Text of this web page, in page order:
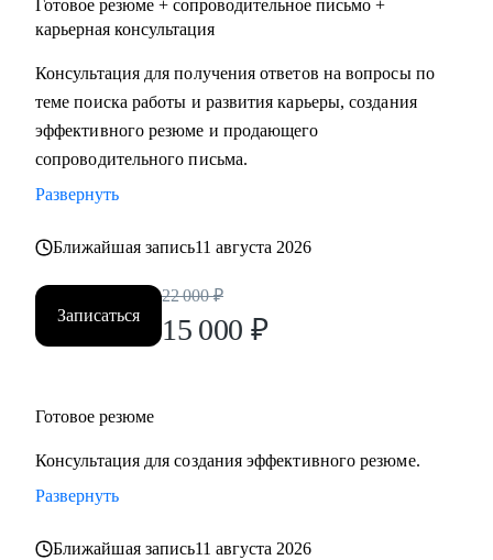
Готовое резюме + сопроводительное письмо +
карьерная консультация
Консультация для получения ответов на вопросы по
теме поиска работы и развития карьеры, создания
эффективного резюме и продающего
сопроводительного письма.
Развернуть
Ближайшая запись11 августа 2026
Записаться
22 000 ₽
15 000 ₽
Готовое резюме
Консультация для создания эффективного резюме.
Развернуть
Ближайшая запись11 августа 2026